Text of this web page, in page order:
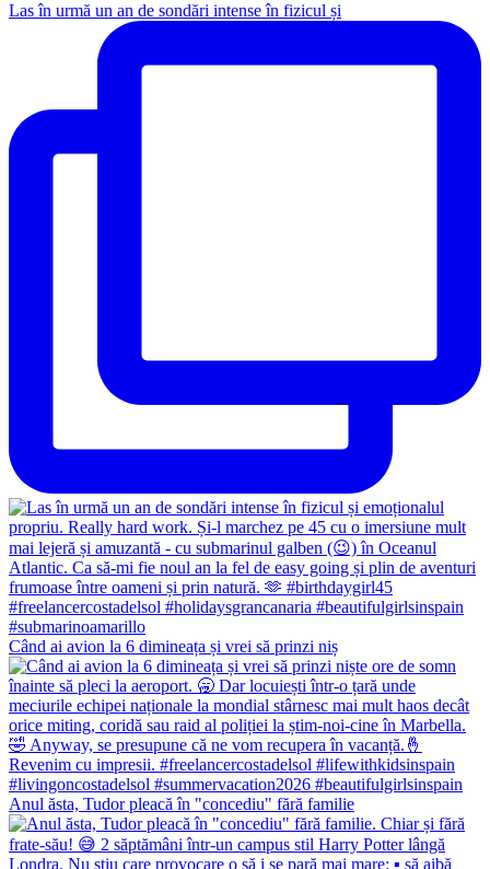
Las în urmă un an de sondări intense în fizicul și
Când ai avion la 6 dimineața și vrei să prinzi niș
Anul ăsta, Tudor pleacă în "concediu" fără familie